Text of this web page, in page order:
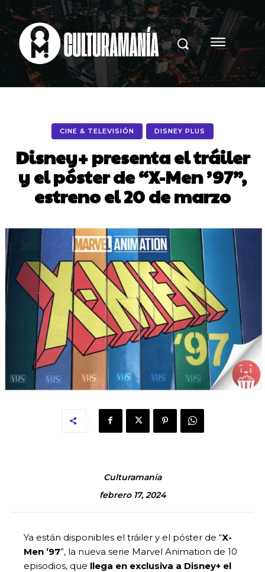
CINE & TELEVISIÓN DISNEY PLUS
Disney+ presenta el tráiler
y el póster de “X-Men ’97”,
estreno el 20 de marzo
Culturamanía
febrero 17, 2024
Ya están disponibles el tráiler y el póster de “X-
Men ’97”, la nueva serie Marvel Animation de 10
episodios, que llega en exclusiva a Disney+ el